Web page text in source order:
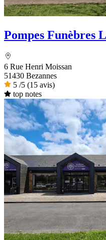
Pompes Funèbres
6 Rue Henri Moissan
51430 Bezannes
5 /5 (15 avis)
top notes